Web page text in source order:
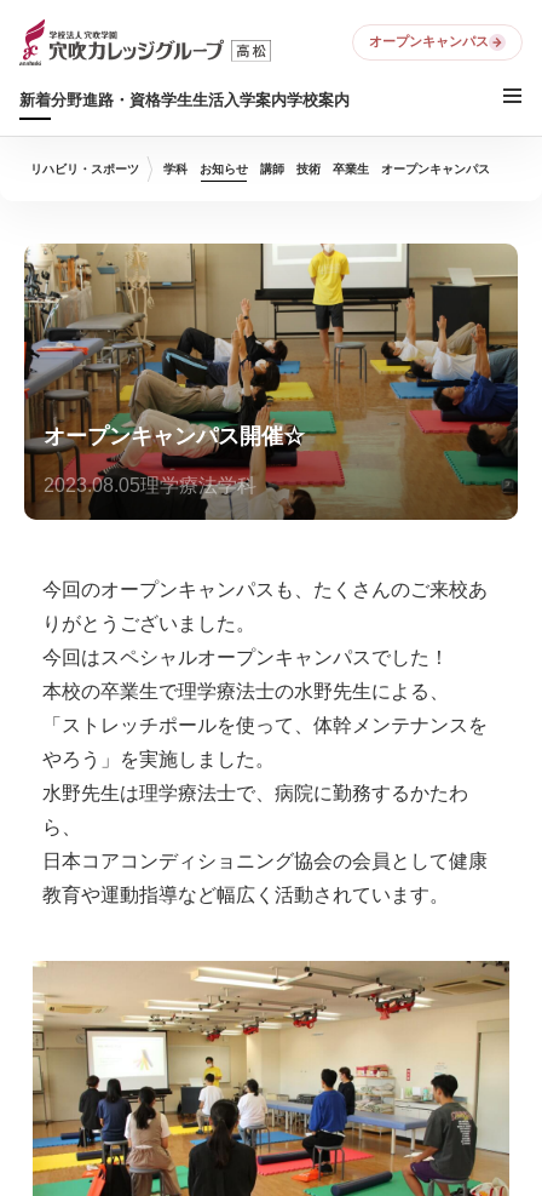
新着分野進路・資格学生生活入学案内学校案内
オープンキャンパス
リハビリ・スポーツ 学科 お知らせ 講師 技術 卒業生 オープンキャンパス
オープンキャンパス開催☆
2023.08.05理学療法学科
今回のオープンキャンパスも、たくさんのご来校あ
りがとうございました。
今回はスペシャルオープンキャンパスでした！
本校の卒業生で理学療法士の水野先生による、
「ストレッチポールを使って、体幹メンテナンスを
やろう」を実施しました。
水野先生は理学療法士で、病院に勤務するかたわ
ら、
日本コアコンディショニング協会の会員として健康
教育や運動指導など幅広く活動されています。